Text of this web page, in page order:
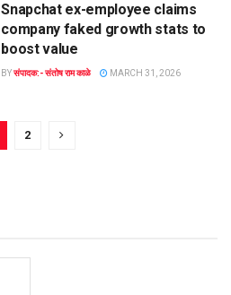
Snapchat ex-employee claims
company faked growth stats to
boost value
BYसंपादक:- संतोष राम काळे MARCH 31, 2026
2